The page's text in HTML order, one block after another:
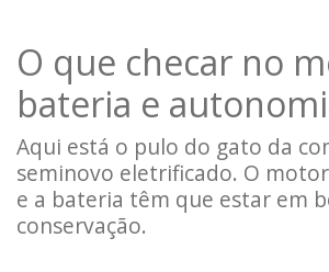
O que checar no
bateria e
Aqui está o pulo do gato da
seminovo eletrificado. O
e a bateria têm que estar em
conservação.